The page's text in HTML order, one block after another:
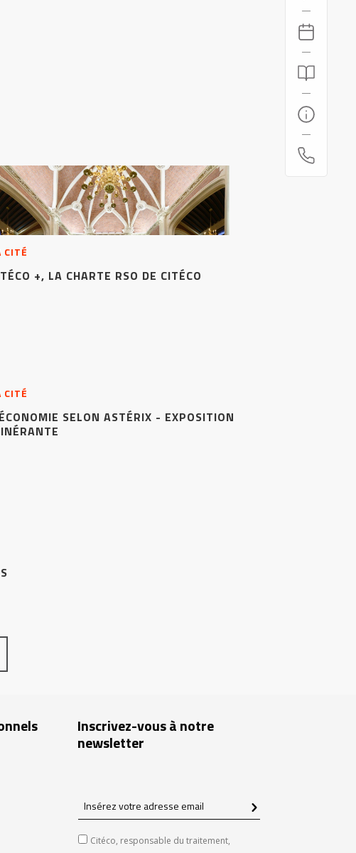
CITÉ
+, LA CHARTE RSO DE CITÉCO
CITÉ
SELON ASTÉRIX - EXPOSITION
Inscrivez-vous à notre
newsletter
Insérez
votre
adresse
Citéco, responsable du traitement,